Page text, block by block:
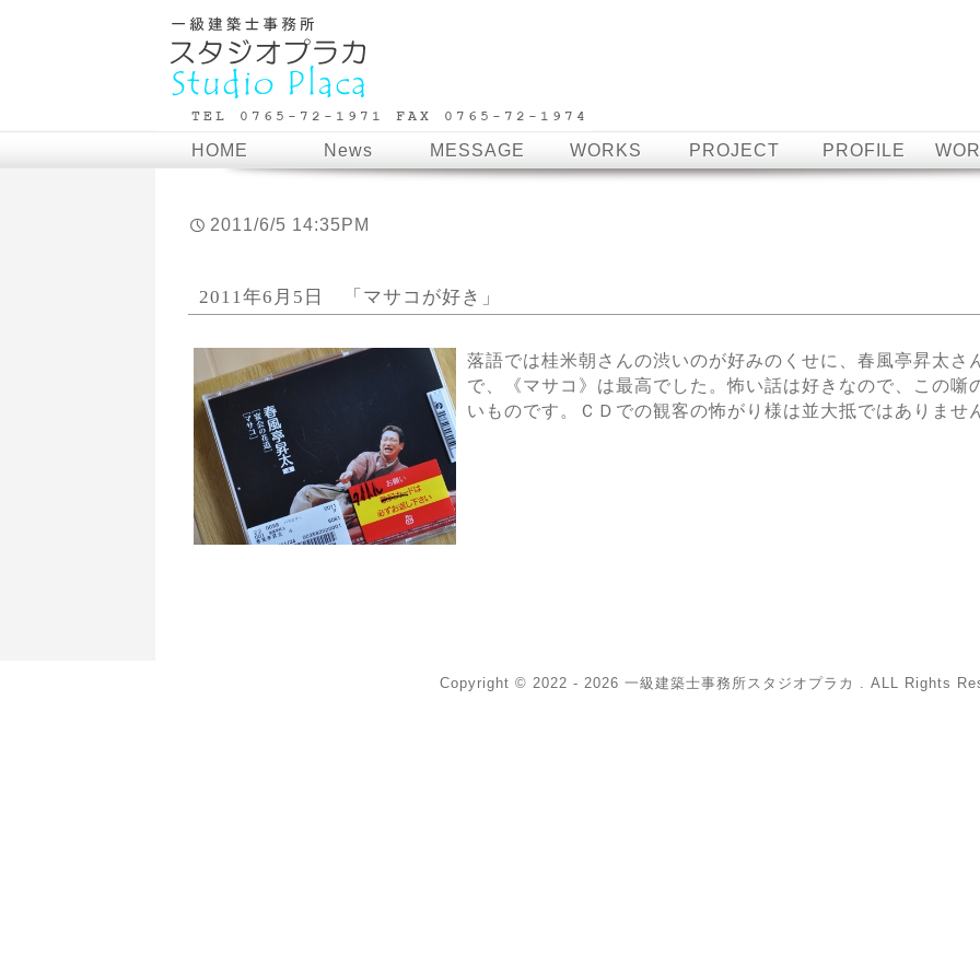
HOME News MESSAGE WORKS PROJECT PROFILE
2011/6/5 14:35PM
2011年6月5日 「マサコが好き」
落語では桂米朝さんの渋いのが好みのくせに、春風亭昇太さ
で、《マサコ》は最高でした。怖い話は好きなので、この噺
いものです。ＣＤでの観客の怖がり様は並大抵ではありませ
Copyright © 2022 - 2026 一級建築士事務所スタジオプラカ . ALL Rights